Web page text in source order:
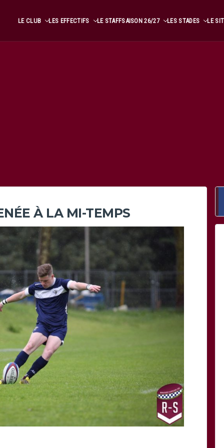
LE CLUB LES EFFECTIFS LE STAFFSAISON 26/27 LES STADES LE
À LA MI-TEMPS